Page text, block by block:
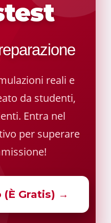
reali e
da studenti,
Entra nel
per superare
(È Gratis) →